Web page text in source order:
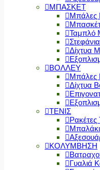
ΜΠΑΣΚΕΤ
Μπάλες
Ταμπλό
Δίχτυα
ΒΟΛΛΕΥ
Μπάλες
Δίχτυα
ΤΕΝΙΣ
Ρακέτες
ΚΟΛΥΜΒΗΣΗ
Γυαλιά